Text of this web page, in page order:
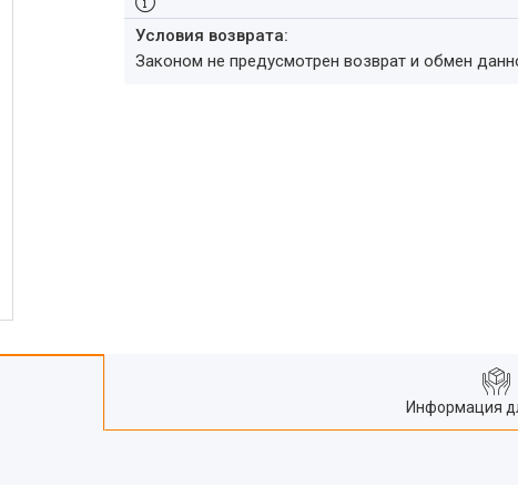
Законом не предусмотрен возврат и обмен
Информация